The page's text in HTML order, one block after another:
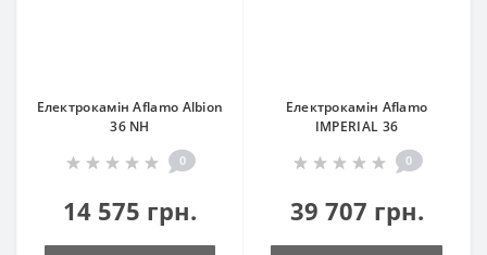
Електрокамін Aflamo Albion
36 NH
0
14 575 грн.
Електрокамін Aflamo
IMPERIAL 36
0
39 707 грн.